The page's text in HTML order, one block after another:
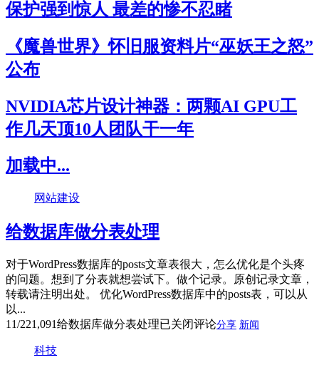
保护强到惊人 最差的惨不忍睹
《魔兽世界》怀旧服资料片“巫妖王之怒”
公布
NVIDIA芯片设计神器：两颗AI GPU工
作几天顶10人团队干一年
加载中...
网站建设
给数据库做分表处理
对于WordPress数据库的posts文章表很大，怎么优化是个头疼
的问题。想到了分表就想尝试下。做个记录。原创记录文章，
转载请注明出处。 优化WordPress数据库中的posts表，可以从
以...
11/221,091给数据库做分表处理已关闭评论分享 新闻
科技